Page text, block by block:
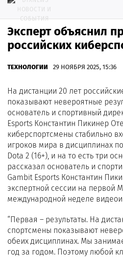
Эксперт объяснил
российских
ТЕХНОЛОГИИ 29 НОЯБРЯ 2025, 15:36
На дистанции 20 лет
показывают невероятные
основатель и спортивный
Esports Константин Пикинер
киберспортсмены стабильно
игроков мира в дисциплинах
Dota 2 (16+), и на то есть три
рассказал основатель и
Gambit Esports Константин
экспертной сессии на первой
международной неделе
“Первая – результаты. На
спортсмены показывают
обеих дисциплинах. Мы
год за годом. Поэтому любой